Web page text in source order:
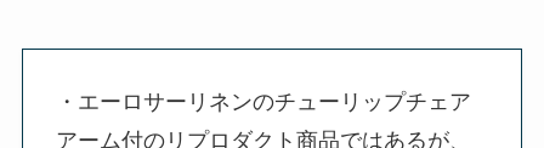
・エーロサーリネンのチューリップチェア
アーム付のリプロダクト商品ではあるが、